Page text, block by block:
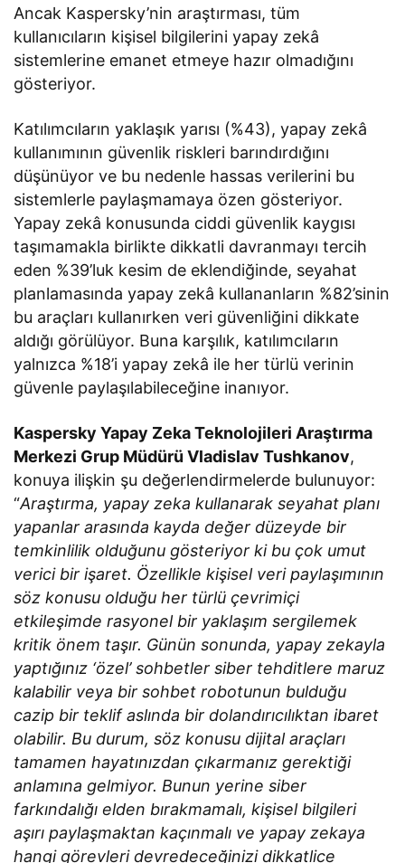
Ancak Kaspersky’nin araştırması, tüm
kullanıcıların kişisel bilgilerini yapay zekâ
sistemlerine emanet etmeye hazır olmadığını
gösteriyor.
Katılımcıların yaklaşık yarısı (%43), yapay zekâ
kullanımının güvenlik riskleri barındırdığını
düşünüyor ve bu nedenle hassas verilerini bu
sistemlerle paylaşmamaya özen gösteriyor.
Yapay zekâ konusunda ciddi güvenlik kaygısı
taşımamakla birlikte dikkatli davranmayı tercih
eden %39’luk kesim de eklendiğinde, seyahat
planlamasında yapay zekâ kullananların %82’sinin
bu araçları kullanırken veri güvenliğini dikkate
aldığı görülüyor. Buna karşılık, katılımcıların
yalnızca %18’i yapay zekâ ile her türlü verinin
güvenle paylaşılabileceğine inanıyor.
Kaspersky Yapay Zeka Teknolojileri Araştırma
Merkezi Grup Müdürü Vladislav Tushkanov,
konuya ilişkin şu değerlendirmelerde bulunuyor:
“Araştırma, yapay zeka kullanarak seyahat planı
yapanlar arasında kayda değer düzeyde bir
temkinlilik olduğunu gösteriyor ki bu çok umut
verici bir işaret. Özellikle kişisel veri paylaşımının
söz konusu olduğu her türlü çevrimiçi
etkileşimde rasyonel bir yaklaşım sergilemek
kritik önem taşır. Günün sonunda, yapay zekayla
yaptığınız ‘özel’ sohbetler siber tehditlere maruz
kalabilir veya bir sohbet robotunun bulduğu
cazip bir teklif aslında bir dolandırıcılıktan ibaret
olabilir. Bu durum, söz konusu dijital araçları
tamamen hayatınızdan çıkarmanız gerektiği
anlamına gelmiyor. Bunun yerine siber
farkındalığı elden bırakmamalı, kişisel bilgileri
aşırı paylaşmaktan kaçınmalı ve yapay zekaya
hangi görevleri devredeceğinizi dikkatlice